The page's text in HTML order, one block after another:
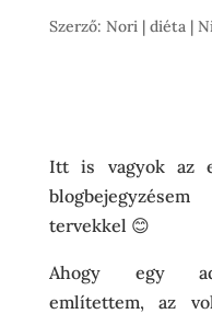
Szerző: Nori| diéta|
Itt is vagyok az
tervekkel 😊
Ahogy egy
említettem, az